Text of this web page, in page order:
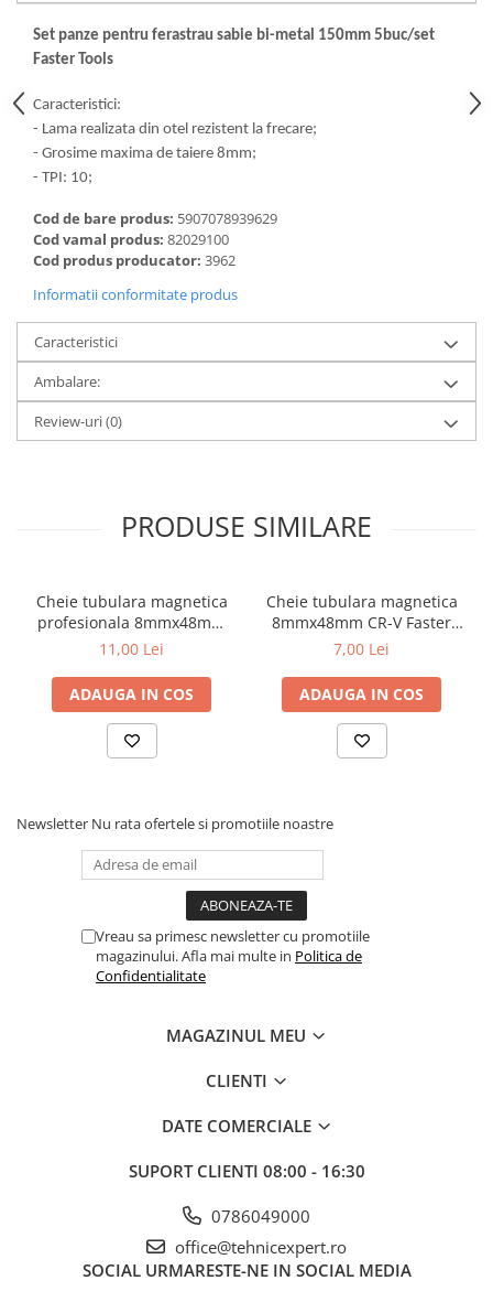
Carote pentru ceramica
Dischete pentru slefuire ceramica
Carote HSS
Carote si accesorii pentru zidarie
Freze pentru gaurire lemn si gips
carton
Discuri lamelare cu smirghel
Discuri pentru ferastrau circular
Discuri pentru slefuire gleturi
Discuri pentru taiere si polizare
metal
Discuri smirghel cu velcro
Taiere umeda si uscata
Distantieri pentru nivelare
Articole curatenie
Centuri scule si hamuri
Folie pentru protectie mobila
Manusi pentru protectie
Saci pentru menaj
Lampi pe gaz, fludor
Magneti pentru sudura in unghi
Gletiere, spacluri si mistrii
Instrumente pentru scris si trasat
Markere cu vopsea
Markere permanente
Set panze pentru ferastrau sabie bi-metal 150mm 5buc/set
Faster Tools
Caracteristici:
- Lama realizata din otel rezistent la frecare;
- Grosime maxima de taiere 8mm;
- TPI: 10;
Cod de bare produs: 5907078939629
Cod vamal produs: 82029100
Cod produs producator: 3962
Informatii conformitate produs
Caracteristici
Ambalare:
Review-uri(0)
PRODUSE SIMILARE
Cheie tubulara magnetica
profesionala 8mmx48mm
CR-V Draumet
11,00 Lei
ADAUGA IN COS
Cheie tubulara magnetica
8mmx48mm CR-V Faster
Tools
7,00 Lei
ADAUGA IN COS
Newsletter Nu rata ofertele si promotiile noastre
Vreau sa primesc newsletter cu promotiile
magazinului. Afla mai multe in Politica de
Confidentialitate
MAGAZINUL MEU
CLIENTI
DATE COMERCIALE
SUPORT CLIENTI 08:00 - 16:30
0786049000
office@tehnicexpert.ro
SOCIAL URMARESTE-NE IN SOCIAL MEDIA